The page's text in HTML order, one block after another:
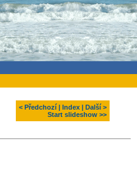
< Předchozí Index
Další >
Start slideshow >>